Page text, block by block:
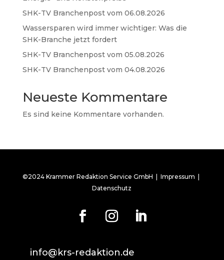
SHK-TV Branchenpost vom 06.08.2026
Wassersparen wird immer wichtiger: Was die
SHK-Branche jetzt fordert
SHK-TV Branchenpost vom 05.08.2026
SHK-TV Branchenpost vom 04.08.2026
Neueste Kommentare
Es sind keine Kommentare vorhanden.
©2024 Krammer Redaktion Service GmbH |Impressum
Datenschutz
info@krs-redaktion.de